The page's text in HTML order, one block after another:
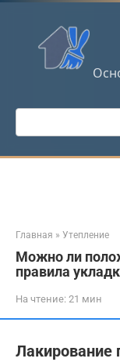
Перейти
контенту
Поиск:
Главная » Утепление
Можно ли
правила
На чтение: 21 мин
Лакирование